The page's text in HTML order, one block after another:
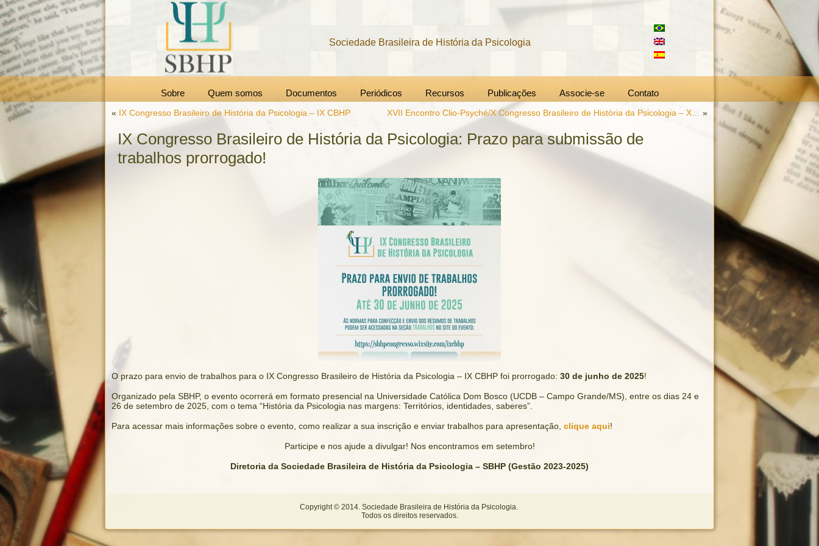
Sociedade Brasileira de História da Psicologia
Sobre Quem somos Documentos Periódicos Recursos Publicações Associe-se Contato
« IX Congresso Brasileiro de História da Psicologia – IX CBHP XVII Encontro Clio-Psyché/X Congresso Brasileiro de História da Psicologia – X… »
IX Congresso Brasileiro de História da Psicologia: Prazo para submissão de
trabalhos prorrogado!
O prazo para envio de trabalhos para o IX Congresso Brasileiro de História da Psicologia – IX CBHP foi prorrogado: 30 de junho de 2025!
Organizado pela SBHP, o evento ocorrerá em formato presencial na Universidade Católica Dom Bosco (UCDB – Campo Grande/MS), entre os dias 24 e
26 de setembro de 2025, com o tema “História da Psicologia nas margens: Territórios, identidades, saberes”.
Para acessar mais informações sobre o evento, como realizar a sua inscrição e enviar trabalhos para apresentação, clique aqui!
Participe e nos ajude a divulgar! Nos encontramos em setembro!
Diretoria da Sociedade Brasileira de História da Psicologia – SBHP (Gestão 2023-2025)
Copyright © 2014. Sociedade Brasileira de História da Psicologia.
Todos os direitos reservados.